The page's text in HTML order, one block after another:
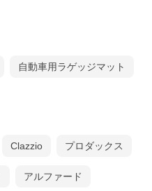
自動車用ラゲッジマット
Clazzio プロダックス
アルファード